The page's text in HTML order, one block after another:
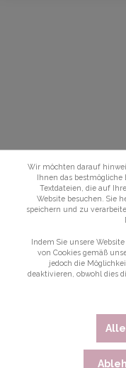
Wir möchten darauf
Ihnen das
Textdateien, die auf
Website besuchen. Sie
speichern und zu
Indem Sie unsere
von Cookies gemäß
jedoch die
deaktivieren, obwohl dies